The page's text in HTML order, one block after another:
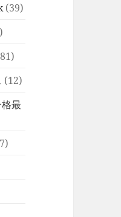
(39)
(12)
最